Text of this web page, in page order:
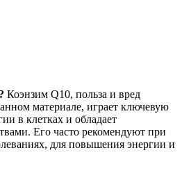
Коэнзим Q10, польза и вред
материале, играет ключевую
в клетках и обладает
Его часто рекомендуют при
для повышения энергии и